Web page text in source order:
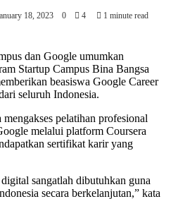
18, 2023 0 4 1 minute read
dan Google umumkan
Startup Campus Bina Bangsa
beasiswa Google Career
seluruh Indonesia.
pelatihan profesional
melalui platform Coursera
sertifikat karir yang
sangatlah dibutuhkan guna
secara berkelanjutan,” kata